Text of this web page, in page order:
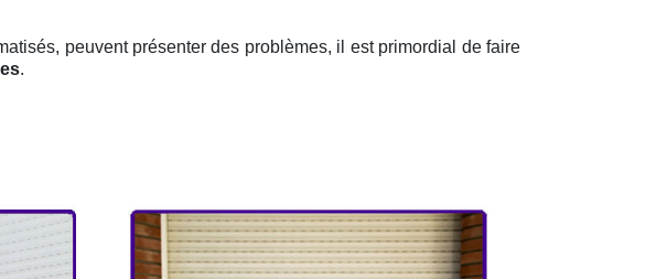
peuvent présenter des problèmes, il est primordial de faire
.